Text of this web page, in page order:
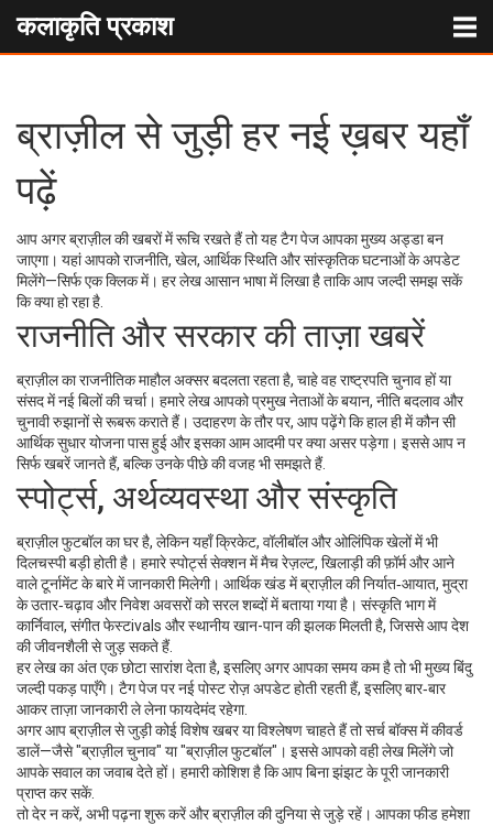
कलाकृति प्रकाश
ब्राज़ील से जुड़ी हर नई ख़बर यहाँ
पढ़ें
आप अगर ब्राज़ील की खबरों में रूचि रखते हैं तो यह टैग पेज आपका मुख्य अड्डा बन
जाएगा। यहां आपको राजनीति, खेल, आर्थिक स्थिति और सांस्कृतिक घटनाओं के अपडेट
मिलेंगे—सिर्फ एक क्लिक में। हर लेख आसान भाषा में लिखा है ताकि आप जल्दी समझ सकें
कि क्या हो रहा है.
राजनीति और सरकार की ताज़ा खबरें
ब्राज़ील का राजनीतिक माहौल अक्सर बदलता रहता है, चाहे वह राष्ट्रपति चुनाव हों या
संसद में नई बिलों की चर्चा। हमारे लेख आपको प्रमुख नेताओं के बयान, नीति बदलाव और
चुनावी रुझानों से रूबरू कराते हैं। उदाहरण के तौर पर, आप पढ़ेंगे कि हाल ही में कौन सी
आर्थिक सुधार योजना पास हुई और इसका आम आदमी पर क्या असर पड़ेगा। इससे आप न
सिर्फ खबरें जानते हैं, बल्कि उनके पीछे की वजह भी समझते हैं.
स्पोर्ट्स, अर्थव्यवस्था और संस्कृति
ब्राज़ील फुटबॉल का घर है, लेकिन यहाँ क्रिकेट, वॉलीबॉल और ओलिंपिक खेलों में भी
दिलचस्पी बड़ी होती है। हमारे स्पोर्ट्स सेक्शन में मैच रेज़ल्ट, खिलाड़ी की फ़ॉर्म और आने
वाले टूर्नामेंट के बारे में जानकारी मिलेगी। आर्थिक खंड में ब्राज़ील की निर्यात‑आयात, मुद्रा
के उतार‑चढ़ाव और निवेश अवसरों को सरल शब्दों में बताया गया है। संस्कृति भाग में
कार्निवाल, संगीत फेस्टivals और स्थानीय खान-पान की झलक मिलती है, जिससे आप देश
की जीवनशैली से जुड़ सकते हैं.
हर लेख का अंत एक छोटा सारांश देता है, इसलिए अगर आपका समय कम है तो भी मुख्य बिंदु
जल्दी पकड़ पाएँगे। टैग पेज पर नई पोस्ट रोज़ अपडेट होती रहती हैं, इसलिए बार‑बार
आकर ताज़ा जानकारी ले लेना फायदेमंद रहेगा.
अगर आप ब्राज़ील से जुड़ी कोई विशेष खबर या विश्लेषण चाहते हैं तो सर्च बॉक्स में कीवर्ड
डालें—जैसे "ब्राज़ील चुनाव" या "ब्राज़ील फुटबॉल"। इससे आपको वही लेख मिलेंगे जो
आपके सवाल का जवाब देते हों। हमारी कोशिश है कि आप बिना झंझट के पूरी जानकारी
प्राप्त कर सकें.
तो देर न करें, अभी पढ़ना शुरू करें और ब्राज़ील की दुनिया से जुड़े रहें। आपका फीड हमेशा